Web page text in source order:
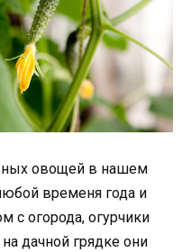
овощей в нашем
временя года и
с огорода, огурчики
дачной грядке они